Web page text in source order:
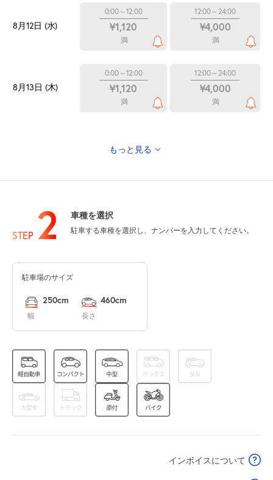
8月12日 (水)
0:00～12:00
¥1,120
満
12:00～24:00
¥4,000
満
8月13日 (木)
0:00～12:00
¥1,120
満
12:00～24:00
¥4,000
満
8月15日 (土)
0:00～12:00
¥1,120 ¥5,000
8月16日 (日) ¥1,120
8月17日 (月) ¥1,120
空き1
¥1,870
8月18日 (火)
0:00～12:00
¥1,120
12:00～24:00
もっと見る
STEP 2 車種を選択
駐車する車種を選択し、ナンバーを入力してください。
駐車場のサイズ
幅
250cm
長さ
460cm
インボイスについて